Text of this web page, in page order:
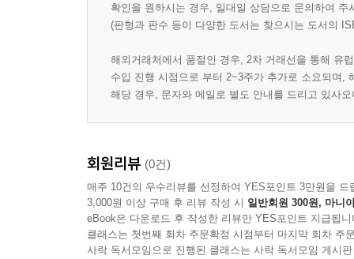
확인을 원하시는 경우, 일대일 상담으로 문의하여 주
(판형과 판수 등이 다양한 도서는 찾으시는 도서의
해외거래처에서 품절인 경우, 2차 거래선을 통해 유
수입 진행 시점으로 부터 2~3주가 추가로 소요되며,
해당 경우, 문자와 메일로 별도 안내를 드리고 있사
회원리뷰 (0건)
매주 10건의 우수리뷰를 선정하여 YES포인트 3만원을 드
3,000원 이상 구매 후 리뷰 작성 시 일반회원 300원, 마니
eBook은 다운로드 후 작성한 리뷰만 YES포인트 지급됩니
클래스는 첫번째 회차 주문확정 시점부터 마지막 회차 주
사락 독서모임으로 진행된 클래스는 사락 독서모임 게시